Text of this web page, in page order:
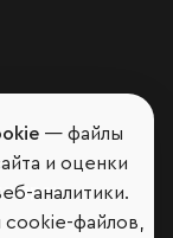
— файлы
и оценки
аналитики.
cookie-файлов,